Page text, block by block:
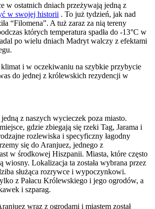
w ostatnich dniach przeżywają jedną z
w swojej historii . To już tydzień, jak nad
“Filomena”. A tuż zaraz za nią tereny
których temperatura spadła do -13°C w
po wielu dniach Madryt walczy z efektami
i w oczekiwaniu na szybkie przybycie
do jednej z królewskich rezydencji w
z naszych wycieczek poza miasto.
gdzie zbiegają się rzeki Tag, Jarama i
rozlewiska i specyficzny łagodny
się do Aranjuez, jednego z
w środkowej Hiszpanii. Miasta, które często
wiosny. Lokalizacja ta została wybrana przez
służąca rozrywce i wypoczynkowi.
z Pałacu Królewskiego i jego ogrodów, a
i szparag.
wraz z ogrodami i miastem został